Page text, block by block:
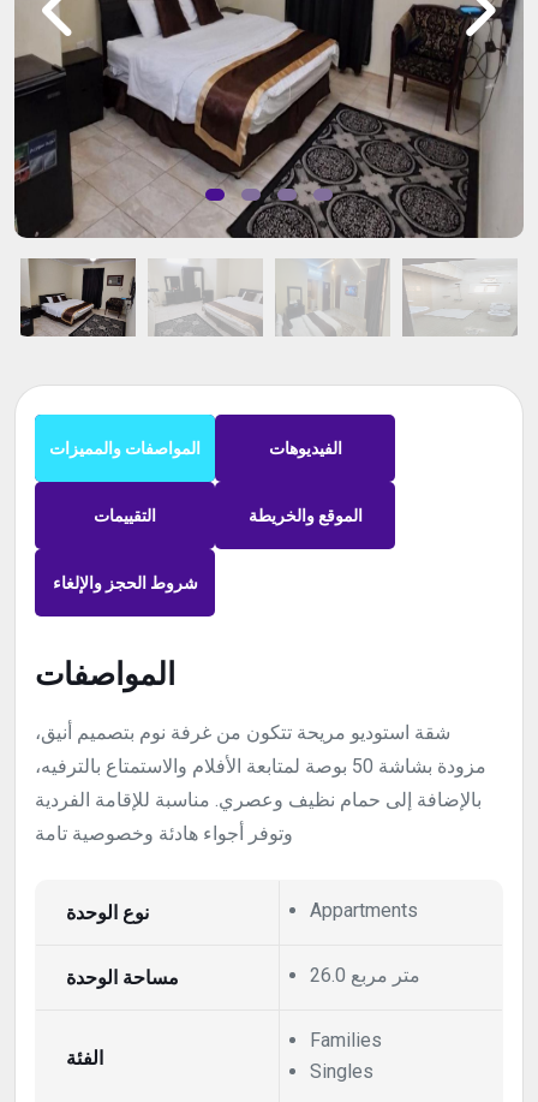
المواصفات والمميزات الفيديوهات
التقييمات الموقع والخريطة
شروط الحجز والإلغاء
المواصفات
شقة استوديو مريحة تتكون من غرفة نوم بتصميم أنيق،
مزودة بشاشة 50 بوصة لمتابعة الأفلام والاستمتاع بالترفيه،
بالإضافة إلى حمام نظيف وعصري. مناسبة للإقامة الفردية
وتوفر أجواء هادئة وخصوصية تامة
نوع الوحدة Appartments
مساحة الوحدة 26.0 متر مربع
الفئة
Families
Singles